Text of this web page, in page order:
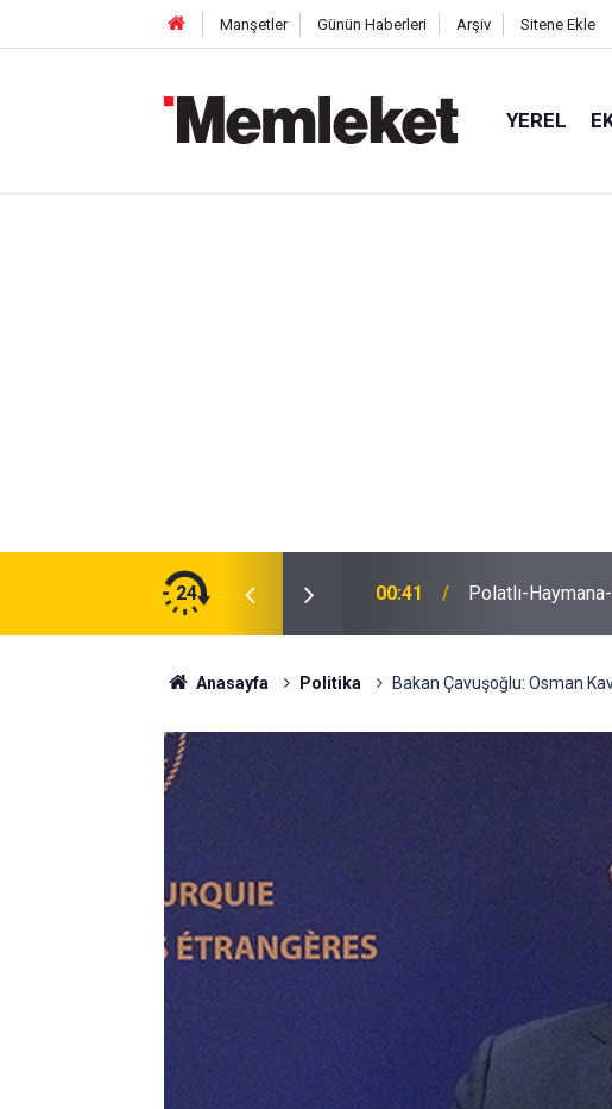
Manşetler Günün Haberleri Arşiv Sitene Ekle
YEREL
24
Otomobilde Şoke Eden Sonuç: 1.89 Promil
00:41 Polatlı-
Anasayfa Politika Bakan Çavuşoğlu: Osman